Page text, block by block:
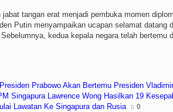
tangan erat menjadi pembuka momen
Putin menyampaikan ucapan selamat
kedua kepala negara telah
Prabowo Akan Bertemu Presiden
Singapura Lawrence Wong Hasilkan 19
Lawatan Ke Singapura dan Rusia 0